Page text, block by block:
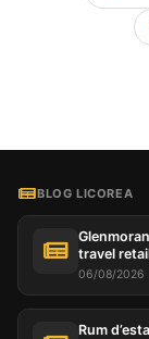
BLOG LICOREA
travel
06/08/2026
Rum